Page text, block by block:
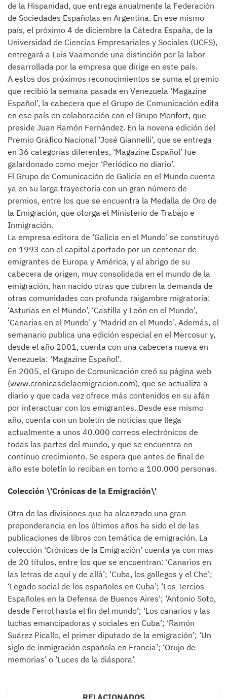
de la Hispanidad, que entrega anualmente la Federación
de Sociedades Españolas en Argentina. En ese mismo
país, el próximo 4 de diciembre la Cátedra España, de la
Universidad de Ciencias Empresariales y Sociales (UCES),
entregará a Luis Vaamonde una distinción por la labor
desarrollada por la empresa que dirige en este país.
A estos dos próximos reconocimientos se suma el premio
que recibió la semana pasada en Venezuela ‘Magazine
Español’, la cabecera que el Grupo de Comunicación edita
en ese país en colaboración con el Grupo Monfort, que
preside Juan Ramón Fernández. En la novena edición del
Premio Gráfico Nacional ‘José Giannelli’, que se entrega
en 36 categorías diferentes, ‘Magazine Español’ fue
galardonado como mejor ‘Periódico no diario’.
El Grupo de Comunicación de Galicia en el Mundo cuenta
ya en su larga trayectoria con un gran número de
premios, entre los que se encuentra la Medalla de Oro de
la Emigración, que otorga el Ministerio de Trabajo e
Inmigración.
La empresa editora de ‘Galicia en el Mundo’ se constituyó
en 1993 con el capital aportado por un centenar de
emigrantes de Europa y América, y al abrigo de su
cabecera de origen, muy consolidada en el mundo de la
emigración, han nacido otras que cubren la demanda de
otras comunidades con profunda raigambre migratoria:
‘Asturias en el Mundo’, ‘Castilla y León en el Mundo’,
‘Canarias en el Mundo’ y ‘Madrid en el Mundo’. Además, el
semanario publica una edición especial en el Mercosur y,
desde el año 2001, cuenta con una cabecera nueva en
Venezuela: ‘Magazine Español’.
En 2005, el Grupo de Comunicación creó su página web
(www.cronicasdelaemigracion.com), que se actualiza a
diario y que cada vez ofrece más contenidos en su afán
por interactuar con los emigrantes. Desde ese mismo
año, cuenta con un boletín de noticias que llega
actualmente a unos 40.000 correos electrónicos de
todas las partes del mundo, y que se encuentra en
continuo crecimiento. Se espera que antes de final de
año este boletín lo reciban en torno a 100.000 personas.
Colección \'Crónicas de la Emigración\'
Otra de las divisiones que ha alcanzado una gran
preponderancia en los últimos años ha sido el de las
publicaciones de libros con temática de emigración. La
colección ‘Crónicas de la Emigración’ cuenta ya con más
de 20 títulos, entre los que se encuentran: ‘Canarios en
las letras de aquí y de allá’; ‘Cuba, los gallegos y el Che’;
‘Legado social de los españoles en Cuba’; ‘Los Tercios
Españoles en la Defensa de Buenos Aires’; ‘Antonio Soto,
desde Ferrol hasta el fin del mundo’; ‘Los canarios y las
luchas emancipadoras y sociales en Cuba’; ‘Ramón
Suárez Picallo, el primer diputado de la emigración’; ‘Un
siglo de inmigración española en Francia’; ‘Orujo de
memorias’ o ‘Luces de la diáspora’.
RELACIONADOS